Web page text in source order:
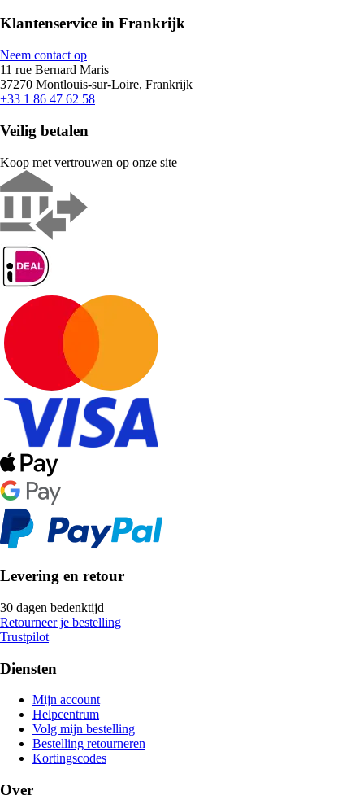
Klantenservice in Frankrijk
Neem contact op
11 rue Bernard Maris
37270 Montlouis-sur-Loire, Frankrijk
+33 1 86 47 62 58
Veilig betalen
Koop met vertrouwen op onze site
Levering en retour
30 dagen bedenktijd
Retourneer je bestelling
Trustpilot
Diensten
Mijn account
Helpcentrum
Volg mijn bestelling
Bestelling retourneren
Kortingscodes
Over